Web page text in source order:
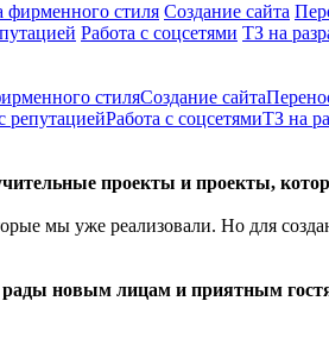
фирменного стиля Создание сайта
Работа с соцсетями ТЗ на
стиляСоздание сайта
репутациейРабота с соцсетямиТЗ на
проекты и проекты,
мы уже реализовали. Но для
новым лицам и приятным